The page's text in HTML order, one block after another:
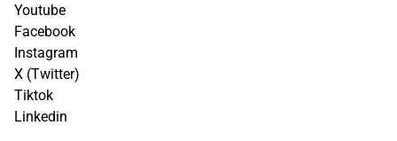
Youtube
Facebook
Instagram
X (Twitter)
Tiktok
Linkedin